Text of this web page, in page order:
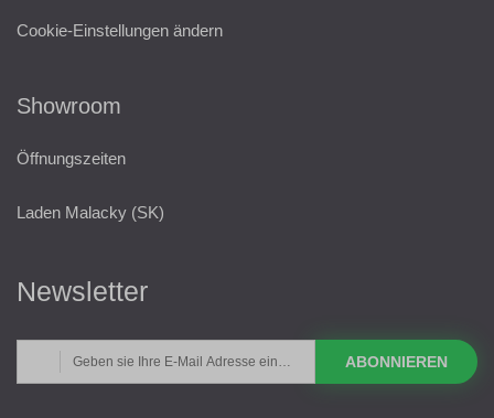
Cookie-Einstellungen ändern
Showroom
Öffnungszeiten
Laden Malacky (SK)
Newsletter
ABONNIEREN